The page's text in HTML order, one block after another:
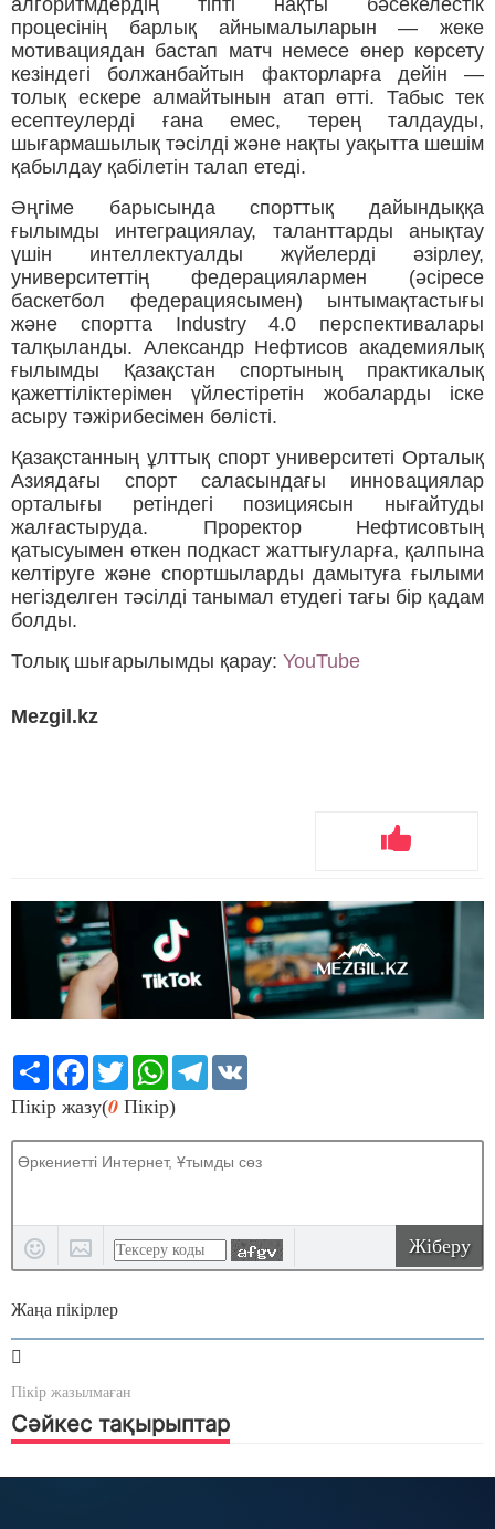
процесінің барлық айнымалыларын — жеке
мотивациядан бастап матч немесе өнер көрсету
кезіндегі болжанбайтын факторларға дейін —
толық ескере алмайтынын атап өтті. Табыс тек
есептеулерді ғана емес, терең талдауды,
шығармашылық тәсілді және нақты уақытта шешім
қабылдау қабілетін талап етеді.
Әңгіме барысында спорттық дайындыққа
ғылымды интеграциялау, таланттарды анықтау
үшін интеллектуалды жүйелерді әзірлеу,
университеттің федерациялармен (әсіресе
баскетбол федерациясымен) ынтымақтастығы
және спортта Industry 4.0 перспективалары
талқыланды. Александр Нефтисов академиялық
ғылымды Қазақстан спортының практикалық
қажеттіліктерімен үйлестіретін жобаларды іске
асыру тәжірибесімен бөлісті.
Қазақстанның ұлттық спорт университеті Орталық
Азиядағы спорт саласындағы инновациялар
орталығы ретіндегі позициясын нығайтуды
жалғастыруда. Проректор Нефтисовтың
қатысуымен өткен подкаст жаттығуларға, қалпына
келтіруге және спортшыларды дамытуға ғылыми
негізделген тәсілді танымал етудегі тағы бір қадам
болды.
Толық шығарылымды қарау: YouTube
Mezgil.kz
Share Facebook
TwitterWhatsApp
Telegram
Пікір жазу(0 Пікір)
Жіберу
Жаңа пікірлер
Пікір жазылмаған
Сәйкес тақырыптар